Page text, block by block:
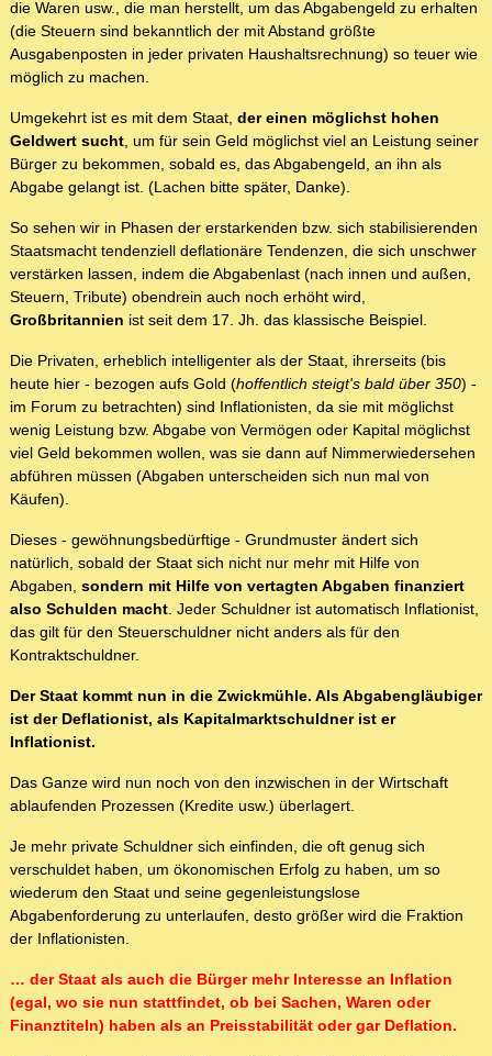
die Waren usw., die man herstellt, um das Abgabengeld zu erhalten
(die Steuern sind bekanntlich der mit Abstand größte
Ausgabenposten in jeder privaten Haushaltsrechnung) so teuer wie
möglich zu machen.
Umgekehrt ist es mit dem Staat, der einen möglichst hohen
Geldwert sucht, um für sein Geld möglichst viel an Leistung seiner
Bürger zu bekommen, sobald es, das Abgabengeld, an ihn als
Abgabe gelangt ist. (Lachen bitte später, Danke).
So sehen wir in Phasen der erstarkenden bzw. sich stabilisierenden
Staatsmacht tendenziell deflationäre Tendenzen, die sich unschwer
verstärken lassen, indem die Abgabenlast (nach innen und außen,
Steuern, Tribute) obendrein auch noch erhöht wird,
Großbritannien ist seit dem 17. Jh. das klassische Beispiel.
Die Privaten, erheblich intelligenter als der Staat, ihrerseits (bis
heute hier - bezogen aufs Gold (hoffentlich steigt's bald über 350) -
im Forum zu betrachten) sind Inflationisten, da sie mit möglichst
wenig Leistung bzw. Abgabe von Vermögen oder Kapital möglichst
viel Geld bekommen wollen, was sie dann auf Nimmerwiedersehen
abführen müssen (Abgaben unterscheiden sich nun mal von
Käufen).
Dieses - gewöhnungsbedürftige - Grundmuster ändert sich
natürlich, sobald der Staat sich nicht nur mehr mit Hilfe von
Abgaben, sondern mit Hilfe von vertagten Abgaben finanziert
also Schulden macht. Jeder Schuldner ist automatisch Inflationist,
das gilt für den Steuerschuldner nicht anders als für den
Kontraktschuldner.
Der Staat kommt nun in die Zwickmühle. Als Abgabengläubiger
ist der Deflationist, als Kapitalmarktschuldner ist er
Inflationist.
Das Ganze wird nun noch von den inzwischen in der Wirtschaft
ablaufenden Prozessen (Kredite usw.) überlagert.
Je mehr private Schuldner sich einfinden, die oft genug sich
verschuldet haben, um ökonomischen Erfolg zu haben, um so
wiederum den Staat und seine gegenleistungslose
Abgabenforderung zu unterlaufen, desto größer wird die Fraktion
der Inflationisten.
… der Staat als auch die Bürger mehr Interesse an Inflation
(egal, wo sie nun stattfindet, ob bei Sachen, Waren oder
Finanztiteln) haben als an Preisstabilität oder gar Deflation.